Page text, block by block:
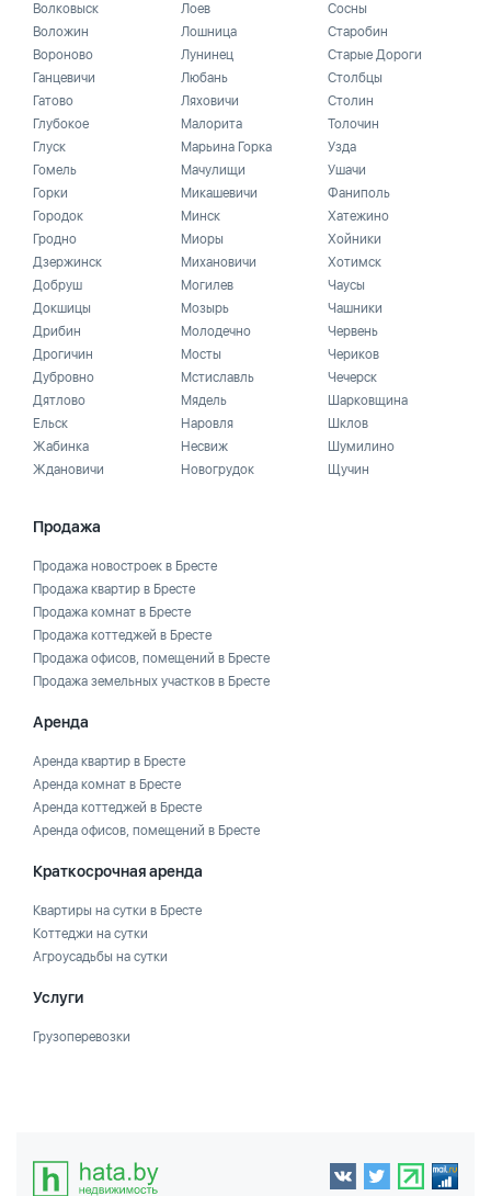
Волковыск
Воложин
Вороново
Ганцевичи
Гатово
Глубокое
Глуск
Гомель
Горки
Городок
Гродно
Дзержинск
Добруш
Докшицы
Дрибин
Дрогичин
Дубровно
Дятлово
Ельск
Жабинка
Ждановичи
Лоев
Лошница
Лунинец
Любань
Ляховичи
Малорита
Марьина Горка
Мачулищи
Микашевичи
Минск
Миоры
Михановичи
Могилев
Мозырь
Молодечно
Мосты
Мстиславль
Мядель
Наровля
Несвиж
Новогрудок
Сосны
Старобин
Старые Дороги
Столбцы
Столин
Толочин
Узда
Ушачи
Фаниполь
Хатежино
Хойники
Хотимск
Чаусы
Чашники
Червень
Чериков
Чечерск
Шарковщина
Шклов
Шумилино
Щучин
Продажа
Продажа новостроек в Бресте
Продажа квартир в Бресте
Продажа комнат в Бресте
Продажа коттеджей в Бресте
Продажа офисов, помещений в Бресте
Продажа земельных участков в Бресте
Аренда
Аренда квартир в Бресте
Аренда комнат в Бресте
Аренда коттеджей в Бресте
Аренда офисов, помещений в Бресте
Краткосрочная аренда
Квартиры на сутки в Бресте
Коттеджи на сутки
Агроусадьбы на сутки
Услуги
Грузоперевозки